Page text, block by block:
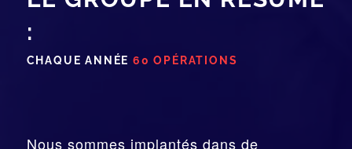
:
CHAQUE ANNÉE 60 OPÉRATIONS
Nous sommes implantés dans de